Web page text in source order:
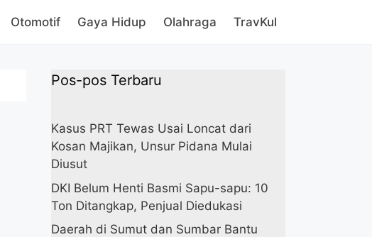
Otomotif Gaya Hidup Olahraga TravKul
Pos-pos Terbaru
Kasus PRT Tewas Usai Loncat dari
Kosan Majikan, Unsur Pidana Mulai
Diusut
DKI Belum Henti Basmi Sapu-sapu: 10
Ton Ditangkap, Penjual Diedukasi
Daerah di Sumut dan Sumbar Bantu